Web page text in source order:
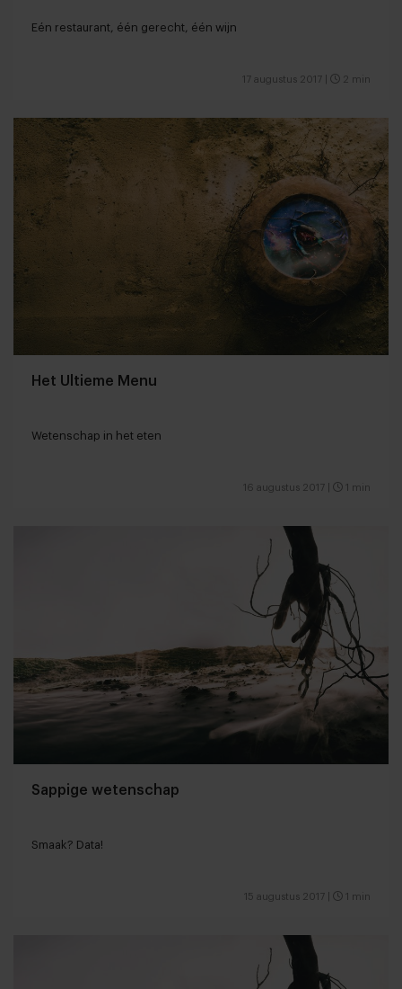
Eén restaurant, één gerecht, één wijn
17 augustus 2017 2 min
Het Ultieme Menu
Wetenschap in het eten
16 augustus 2017 1 min
Sappige wetenschap
Smaak? Data!
15 augustus 2017 1 min